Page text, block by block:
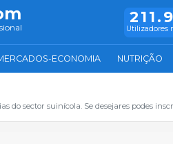
Utilizadores
ECONOMIA NUTRIÇÃO
do sector suinícola. Se desejares podes